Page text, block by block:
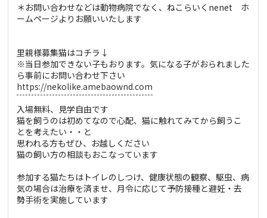
＊お問い合わせなどは動物病院でなく、ねこらいくnenet ホ
ームページよりお願いいたします
里親様募集猫はコチラ↓
※当日参加できない子もおります。気になる子がおられました
ら事前にお問い合わせ下さい
https://nekolike.amebaownd.com
入場無料、見学自由です
猫を飼うのは初めてなので心配、猫に触れてみてから飼うこ
とを考えたい・・と
思われる方もぜひ、お越しください
猫の飼い方の相談もおこなっています
参加する猫たちはトイレのしつけ、健康状態の観察、駆虫、病
気の場合は治療を済ませ、月令に応じて予防接種と避妊・去
勢手術を実施しています